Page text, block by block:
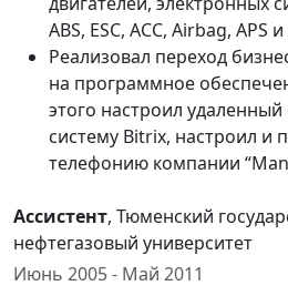
ABS, ESC, ACC, Airbag, APS
Реализовал переход
на программное
этого настроил удаленный
систему Bitrix, настроил и
телефонию компании
Ассистент, Тюменский
нефтегазовый университет
Июнь 2005 - Май 2011